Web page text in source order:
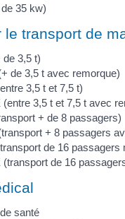
35 kw)
le transport de
3,5 t)
de 3,5 t avec remorque)
3,5 t et 7,5 t)
3,5 t et 7,5 t avec
+ de 8 passagers)
+ 8 passagers
de 16 passagers
(transport de 16
santé